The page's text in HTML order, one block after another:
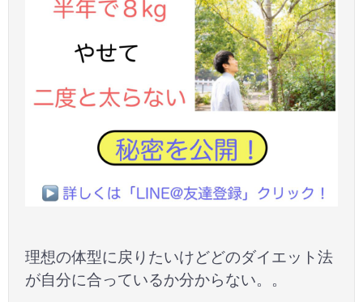
理想の体型に戻りたいけどどのダイエット法
が自分に合っているか分からない。。